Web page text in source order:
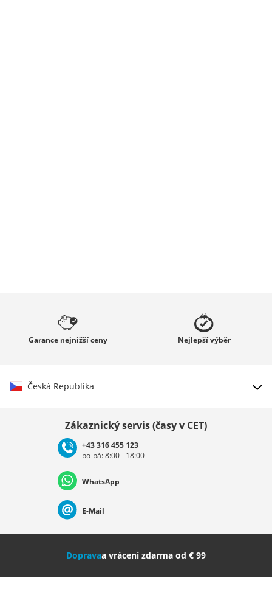
Garance nejnižší ceny Nejlepšívýběr
Česká Republika
Deutschland Österreich
Nederland Italia (Italiano) Italien (Deutsch)
Zákaznický servis (časy v CET)
+43 316 455 123
po-pá: 8:00 - 18:00
WhatsApp
E-Mail
Dopravaa vrácení zdarma od € 99